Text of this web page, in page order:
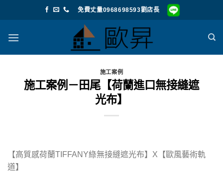
to
免費丈量0968698593劉店長
施工案例
施工案例－田尾【荷蘭進口無接縫遮
光布】
【高質感荷蘭TIFFANY綠無接縫遮光布】X【歐風藝術軌
道】